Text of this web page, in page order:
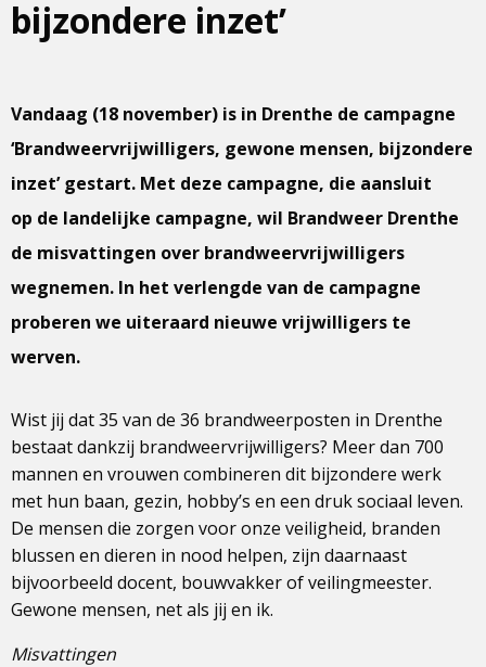
bijzondere inzet’
Vandaag (18 november) is in Drenthe de campagne
‘Brandweervrijwilligers, gewone mensen, bijzondere
inzet’ gestart. Met deze campagne, die aansluit
op de landelijke campagne, wil Brandweer Drenthe
de misvattingen over brandweervrijwilligers
wegnemen. In het verlengde van de campagne
proberen we uiteraard nieuwe vrijwilligers te
werven.
Wist jij dat 35 van de 36 brandweerposten in Drenthe
bestaat dankzij brandweervrijwilligers? Meer dan 700
mannen en vrouwen combineren dit bijzondere werk
met hun baan, gezin, hobby’s en een druk sociaal leven.
De mensen die zorgen voor onze veiligheid, branden
blussen en dieren in nood helpen, zijn daarnaast
bijvoorbeeld docent, bouwvakker of veilingmeester.
Gewone mensen, net als jij en ik.
Misvattingen